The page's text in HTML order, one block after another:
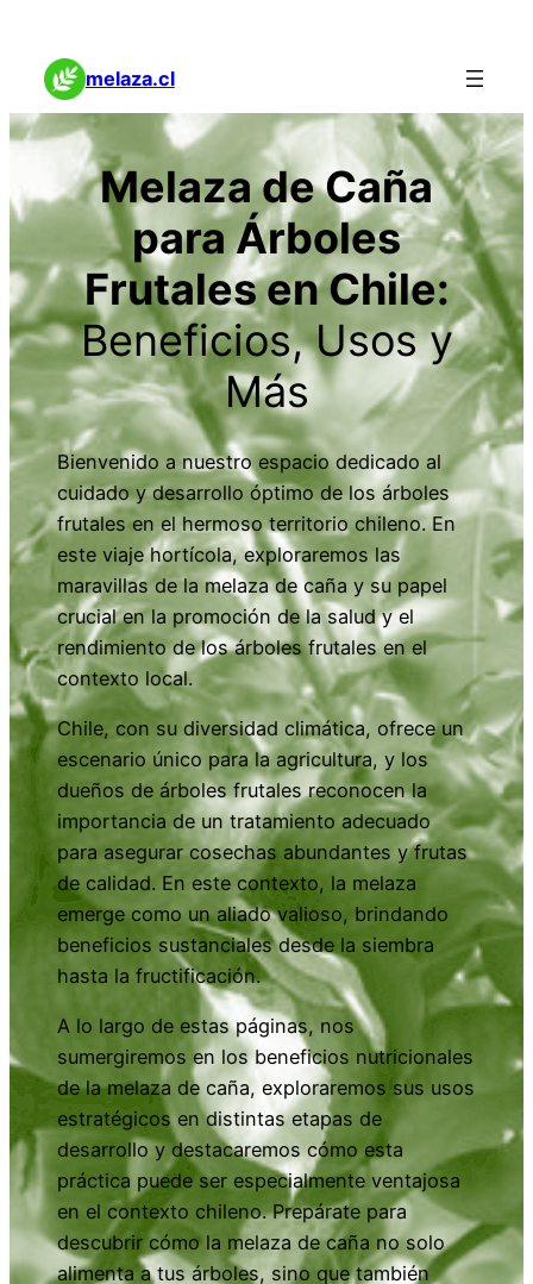
melaza.cl
Melaza de Caña
para Árboles
Frutales en Chile:
Beneficios, Usos y
Más
Bienvenido a nuestro espacio dedicado al
cuidado y desarrollo óptimo de los árboles
frutales en el hermoso territorio chileno. En
este viaje hortícola, exploraremos las
maravillas de la melaza de caña y su papel
crucial en la promoción de la salud y el
rendimiento de los árboles frutales en el
contexto local.
Chile, con su diversidad climática, ofrece un
escenario único para la agricultura, y los
dueños de árboles frutales reconocen la
importancia de un tratamiento adecuado
para asegurar cosechas abundantes y frutas
de calidad. En este contexto, la melaza
emerge como un aliado valioso, brindando
beneficios sustanciales desde la siembra
hasta la fructificación.
A lo largo de estas páginas, nos
sumergiremos en los beneficios nutricionales
de la melaza de caña, exploraremos sus usos
estratégicos en distintas etapas de
desarrollo y destacaremos cómo esta
práctica puede ser especialmente ventajosa
en el contexto chileno. Prepárate para
descubrir cómo la melaza de caña no solo
alimenta a tus árboles, sino que también